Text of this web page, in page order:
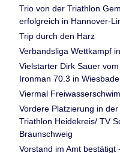
Trio von der Triathlon
erfolgreich in Hannover-
Trip durch den Harz
Verbandsliga Wettkampf
Vielstarter Dirk Sauer
Ironman 70.3 in
Viermal
Vordere Platzierung in
Triathlon Heidekreis/ TV
Braunschweig
Vorstand im Amt